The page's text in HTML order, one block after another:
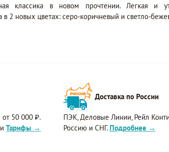
классика в новом прочтении. Легкая и
в 2 новых цветах: серо-коричневый и светло-
50 000 ₽.
Тарифы →
Доставка по России
ПЭК, Деловые Линии, Рейл
Россию и СНГ. Подробнее →